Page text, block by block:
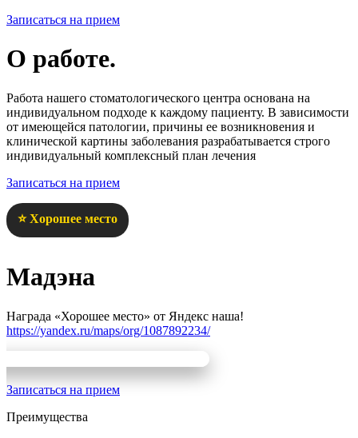
Записаться на прием
О работе.
Работа нашего стоматологического центра основана на
индивидуальном подходе к каждому пациенту. В зависимости
от имеющейся патологии, причины ее возникновения и
клинической картины заболевания разрабатывается строго
индивидуальный комплексный план лечения
Записаться на прием
⭐ Хорошее место
Мадэна
Награда «Хорошее место» от Яндекс наша!
https://yandex.ru/maps/org/1087892234/
Записаться на прием
Преимущества